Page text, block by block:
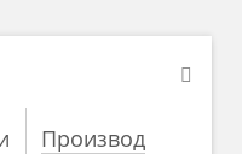
Производ